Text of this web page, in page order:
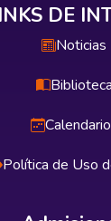
DE
Noticias
Biblioteca
Política de Uso